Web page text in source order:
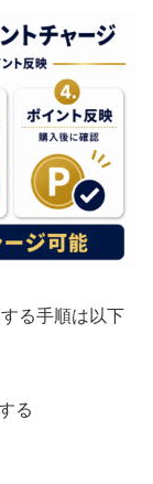
る手順は以下
る